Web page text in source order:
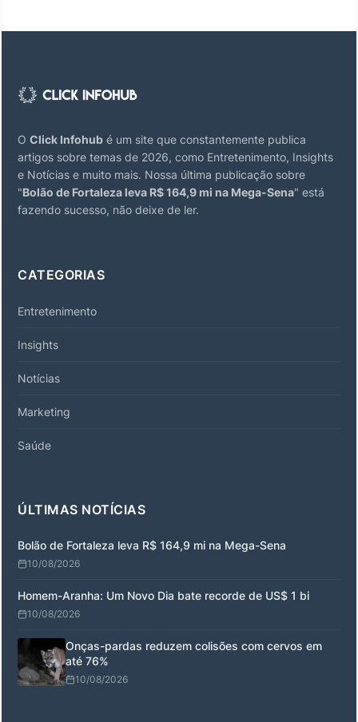
O Click Infohub é um site que constantemente publica
artigos sobre temas de 2026, como Entretenimento, Insights
e Notícias e muito mais. Nossa última publicação sobre
"Bolão de Fortaleza leva R$ 164,9 mi na Mega-Sena" está
fazendo sucesso, não deixe de ler.
CATEGORIAS
Entretenimento
Insights
Notícias
Marketing
Saúde
ÚLTIMAS NOTÍCIAS
Bolão de Fortaleza leva R$ 164,9 mi na Mega-Sena
10/08/2026
Homem-Aranha: Um Novo Dia bate recorde de US$ 1 bi
10/08/2026
Onças-pardas reduzem colisões com cervos em
até 76%
10/08/2026